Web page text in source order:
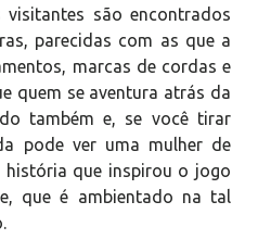
são encontrados
parecidas com as que a
marcas de cordas e
quem se aventura atrás da
também e, se você tirar
pode ver uma mulher de
história que inspirou o jogo
que é ambientado na tal